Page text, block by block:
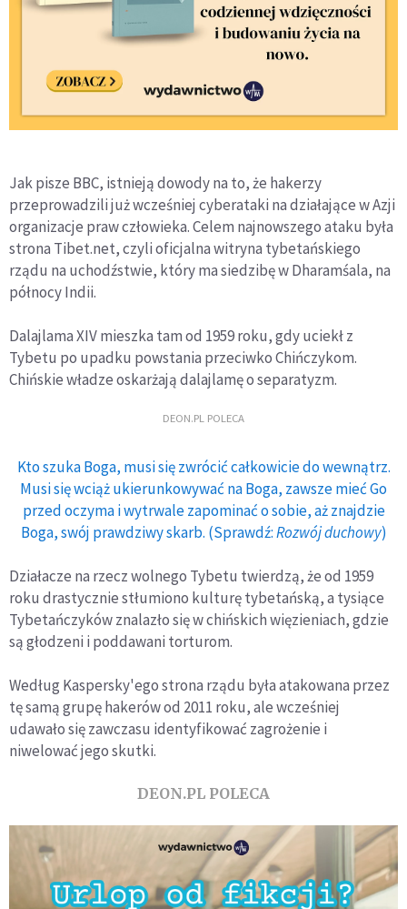
Jak pisze BBC, istnieją dowody na to, że hakerzy
przeprowadzili już wcześniej cyberataki na działające w Azji
organizacje praw człowieka. Celem najnowszego ataku była
strona Tibet.net, czyli oficjalna witryna tybetańskiego
rządu na uchodźstwie, który ma siedzibę w Dharamśala, na
północy Indii.
Dalajlama XIV mieszka tam od 1959 roku, gdy uciekł z
Tybetu po upadku powstania przeciwko Chińczykom.
Chińskie władze oskarżają dalajlamę o separatyzm.
DEON.PL POLECA
Kto szuka Boga, musi się zwrócić całkowicie do wewnątrz.
Musi się wciąż ukierunkowywać na Boga, zawsze mieć Go
przed oczyma i wytrwale zapominać o sobie, aż znajdzie
Boga, swój prawdziwy skarb. (Sprawdź:Rozwój duchowy)
Działacze na rzecz wolnego Tybetu twierdzą, że od 1959
roku drastycznie stłumiono kulturę tybetańską, a tysiące
Tybetańczyków znalazło się w chińskich więzieniach, gdzie
są głodzeni i poddawani torturom.
Według Kaspersky'ego strona rządu była atakowana przez
tę samą grupę hakerów od 2011 roku, ale wcześniej
udawało się zawczasu identyfikować zagrożenie i
niwelować jego skutki.
DEON.PL POLECA